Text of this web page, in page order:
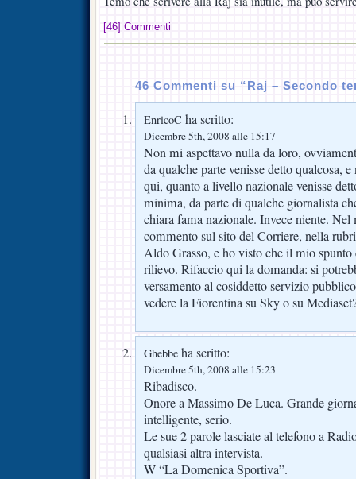
[46] Commenti
46 Commenti su “Raj – Secondo
EnricoC ha scritto:
Dicembre 5th, 2008 alle 15:17
Non mi aspettavo nulla da loro,
da qualche parte venisse detto qualcosa,
qui, quanto a livello nazionale venisse
minima, da parte di qualche giornalista
chiara fama nazionale. Invece niente.
commento sul sito del Corriere, nella
Aldo Grasso, e ho visto che il mio spunto
rilievo. Rifaccio qui la domanda: si
versamento al cosiddetto servizio
vedere la Fiorentina su Sky o su
Ghebbe ha scritto:
Dicembre 5th, 2008 alle 15:23
Ribadisco.
Onore a Massimo De Luca. Grande
intelligente, serio.
Le sue 2 parole lasciate al telefono a
qualsiasi altra intervista.
W “La Domenica Sportiva”.